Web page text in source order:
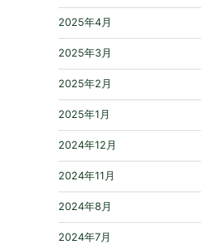
2025年4月
2025年3月
2025年2月
2025年1月
2024年12月
2024年11月
2024年8月
2024年7月